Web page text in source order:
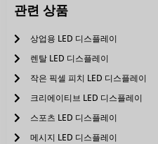
관련 상품
상업용 LED 디스플레이
렌탈 LED 디스플레이
작은 픽셀 피치 LED 디스플레이
크리에이티브 LED 디스플레이
스포츠 LED 디스플레이
메시지 LED 디스플레이